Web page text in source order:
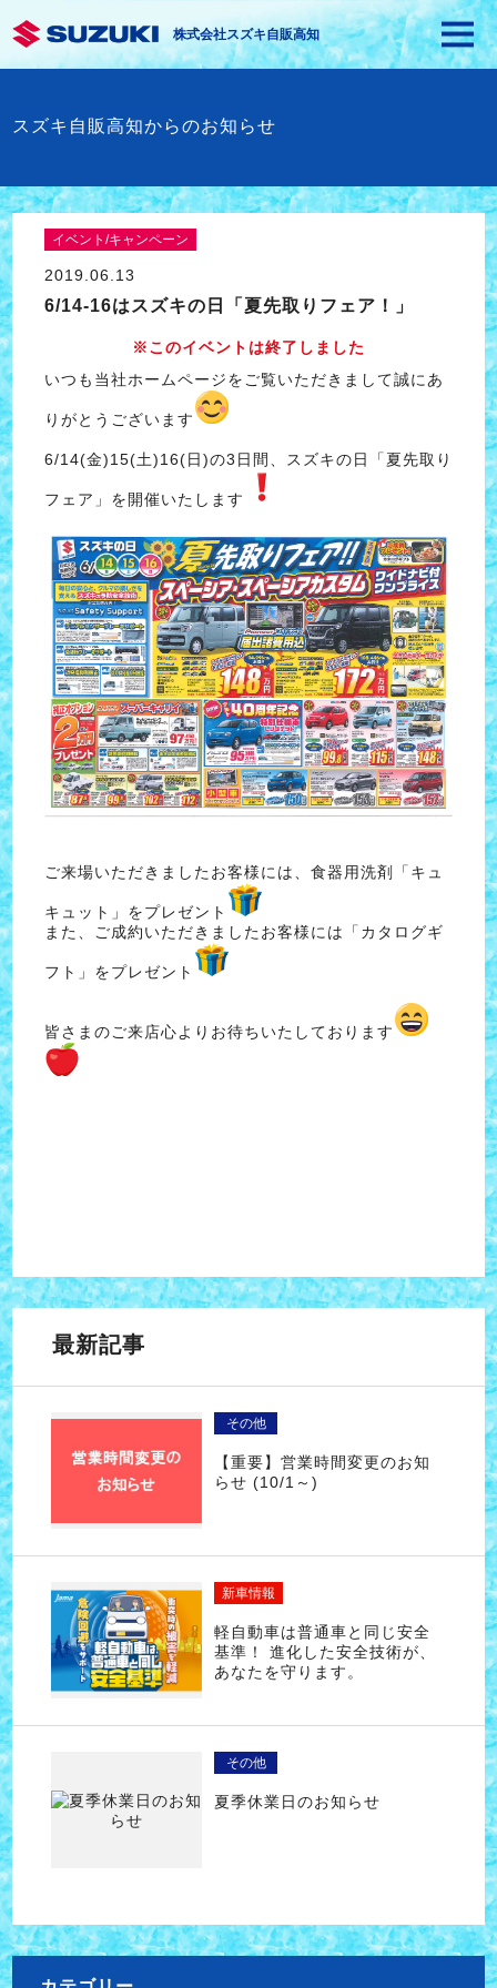
株式会社スズキ自販高知
スズキ自販高知からのお知らせ
イベント/キャンペーン
2019.06.13
6/14-16はスズキの日「夏先取りフェア！」
※このイベントは終了しました
いつも当社ホームページをご覧いただきまして誠にあ
りがとうございます
6/14(金)15(土)16(日)の3日間、スズキの日「夏先取り
フェア」を開催いたします
ご来場いただきましたお客様には、食器用洗剤「キュ
キュット」をプレゼント
また、ご成約いただきましたお客様には「カタログギ
フト」をプレゼント
皆さまのご来店心よりお待ちいたしております
最新記事
その他
【重要】営業時間変更のお知
らせ (10/1～)
新車情報
軽自動車は普通車と同じ安全
基準！ 進化した安全技術が、
あなたを守ります。
その他
夏季休業日のお知らせ